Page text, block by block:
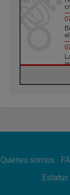
Quiénes somos
Estatus